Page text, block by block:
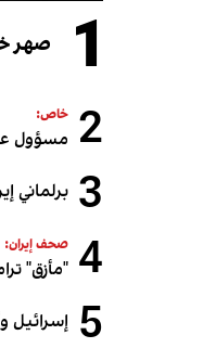
1 صهر
2 خاص:
مسؤول
3 برلماني
4 صحف إيران:
"مأزق"
5 إسرائيل